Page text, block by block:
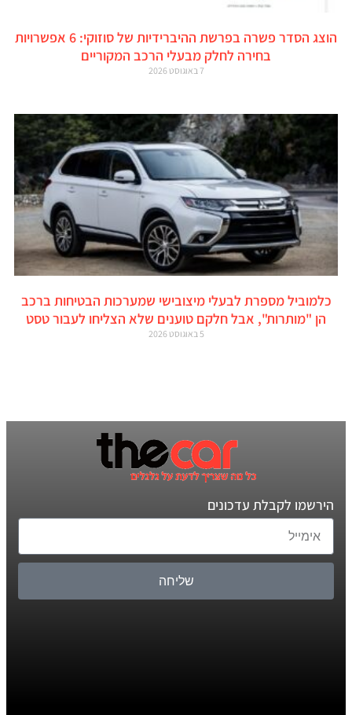
הוצג הסדר פשרה בפרשת ההיברידיות של סוזוקי: 6 אפשרויות
בחירה לחלק מבעלי הרכב המקוריים
7 באוגוסט 2026
כלמוביל מספרת לבעלי מיצובישי שמערכות הבטיחות ברכב
הן "מותרות", אבל חלקם טוענים שלא הצליחו לעבור טסט
5 באוגוסט 2026
הירשמו לקבלת עדכונים
שליחה